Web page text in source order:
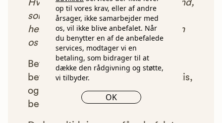
op til vores krav, eller af andre
årsager, ikke samarbejder med
os, vil ikke blive anbefalet. Når
du benytter en af de anbefalede
services, modtager vi en
betaling, som bidrager til at
dække den rådgivning og støtte,
vi tilbyder.
OK
Hver gang du benytter en bedemand,
som vi har godkendt, anbefalet og
henvist dig til, betaler bedemanden
os et beløb for denne henvisning.
Betalingen for vores henvisninger
betyder, at vores rådgivning er gratis,
og at vi samtidig kan tilbyde vores
bedemandsgaranti.